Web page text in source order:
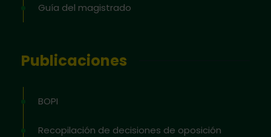
Guía del magistrado
Publicaciones
BOPI
Recopilación de decisiones de oposición